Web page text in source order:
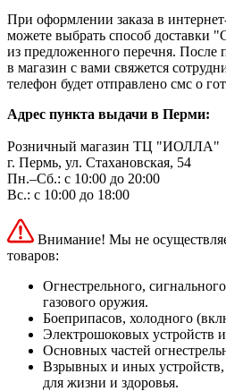
При оформлении заказа в
можете выбрать способ
из предложенного перечня. После
в магазин с вами свяжется
телефон будет отправлено смс о
Адрес пункта выдачи в Перми:
Розничный магазин ТЦ "ИОЛЛА"
г. Пермь, ул. Стахановская, 54
Пн.–Сб.: с 10:00 до 20:00
Вс.: с 10:00 до 18:00
Внимание! Мы не
товаров:
Огнестрельного,
газового оружия.
Боеприпасов, холодного
Электрошоковых устройств
Основных частей
Взрывных и иных
для жизни и здоровья.